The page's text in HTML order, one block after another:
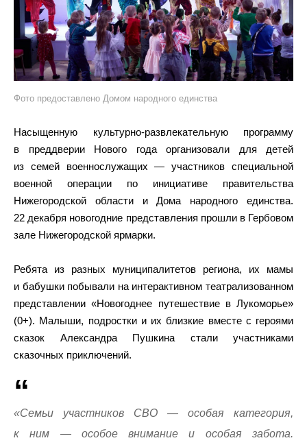
Фото предоставлено Домом народного единства
Насыщенную культурно-развлекательную программу
в преддверии Нового года организовали для детей
из семей военнослужащих — участников специальной
военной операции по инициативе правительства
Нижегородской области и Дома народного единства.
22 декабря новогодние представления прошли в Гербовом
зале Нижегородской ярмарки.
Ребята из разных муниципалитетов региона, их мамы
и бабушки побывали на интерактивном театрализованном
представлении «Новогоднее путешествие в Лукоморье»
(0+). Малыши, подростки и их близкие вместе с героями
сказок Александра Пушкина стали участниками
сказочных приключений.
«Семьи участников СВО — особая категория,
к ним — особое внимание и особая забота.